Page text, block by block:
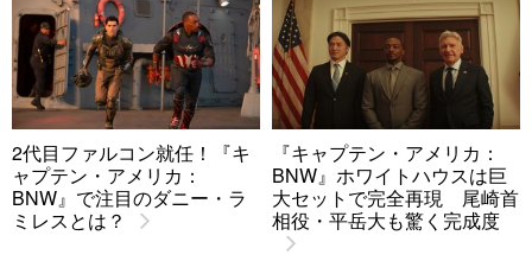
2代目ファルコン就任！『キ
ャプテン・アメリカ：
BNW』で注目のダニー・ラ
ミレスとは？
『キャプテン・アメリカ：
BNW』ホワイトハウスは巨
大セットで完全再現 尾崎首
相役・平岳大も驚く完成度